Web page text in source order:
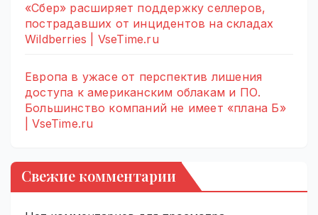
«Сбер» расширяет поддержку селлеров,
пострадавших от инцидентов на складах
Wildberries | VseTime.ru
Европа в ужасе от перспектив лишения
доступа к американским облакам и ПО.
Большинство компаний не имеет «плана Б»
| VseTime.ru
Свежие комментарии